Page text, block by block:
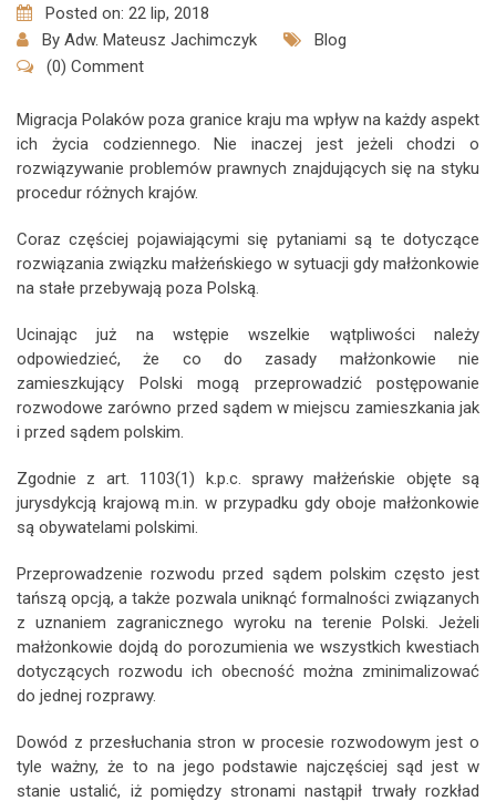
Posted on: 22 lip, 2018
By Adw. Mateusz Jachimczyk
Blog
(0) Comment
Migracja Polaków poza granice kraju ma wpływ na każdy aspekt
ich życia codziennego. Nie inaczej jest jeżeli chodzi o
rozwiązywanie problemów prawnych znajdujących się na styku
procedur różnych krajów.
Coraz częściej pojawiającymi się pytaniami są te dotyczące
rozwiązania związku małżeńskiego w sytuacji gdy małżonkowie
na stałe przebywają poza Polską.
Ucinając już na wstępie wszelkie wątpliwości należy
odpowiedzieć, że co do zasady małżonkowie nie
zamieszkujący Polski mogą przeprowadzić postępowanie
rozwodowe zarówno przed sądem w miejscu zamieszkania jak
i przed sądem polskim.
Zgodnie z art. 1103(1) k.p.c. sprawy małżeńskie objęte są
jurysdykcją krajową m.in. w przypadku gdy oboje małżonkowie
są obywatelami polskimi.
Przeprowadzenie rozwodu przed sądem polskim często jest
tańszą opcją, a także pozwala uniknąć formalności związanych
z uznaniem zagranicznego wyroku na terenie Polski. Jeżeli
małżonkowie dojdą do porozumienia we wszystkich kwestiach
dotyczących rozwodu ich obecność można zminimalizować
do jednej rozprawy.
Dowód z przesłuchania stron w procesie rozwodowym jest o
tyle ważny, że to na jego podstawie najczęściej sąd jest w
stanie ustalić, iż pomiędzy stronami nastąpił trwały rozkład